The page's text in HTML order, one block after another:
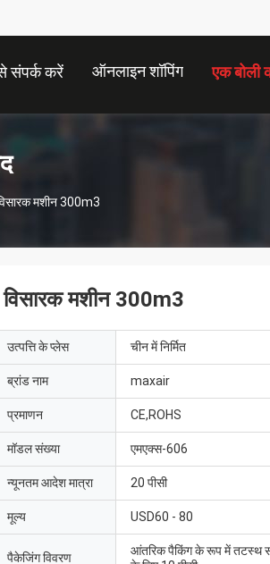
संपर्क करें ऑनलाइन शॉपिंग एक बोली
मशीन 300m3
मशीन 300m3
उत्पत्ति के प्लेस चीन में निर्मित
ब्रांड नाम maxair
प्रमाणन CE,ROHS
मॉडल संख्या एमएक्स-606
न्यूनतम आदेश मात्रा 20 पीसी
मूल्य USD60 - 80
पैकेजिंग विवरण
आंतरिक पैकिंग के रूप में तटस्थ